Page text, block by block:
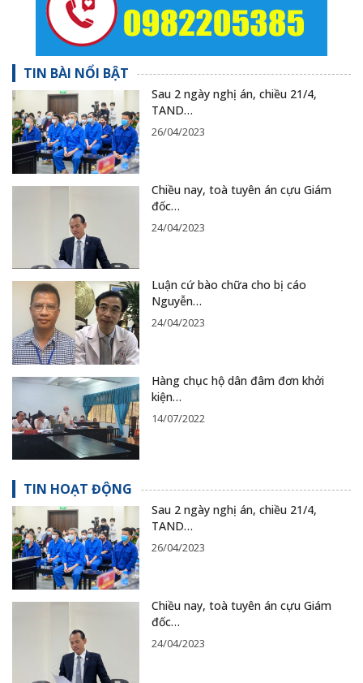
TIN BÀI NỔI BẬT
Sau 2 ngày nghị án, chiều 21/4,
TAND…
26/04/2023
Chiều nay, toà tuyên án cựu Giám
đốc…
24/04/2023
Luận cứ bào chữa cho bị cáo
Nguyễn…
24/04/2023
Hàng chục hộ dân đâm đơn khởi
kiện…
14/07/2022
TIN HOẠT ĐỘNG
Sau 2 ngày nghị án, chiều 21/4,
TAND…
26/04/2023
Chiều nay, toà tuyên án cựu Giám
đốc…
24/04/2023